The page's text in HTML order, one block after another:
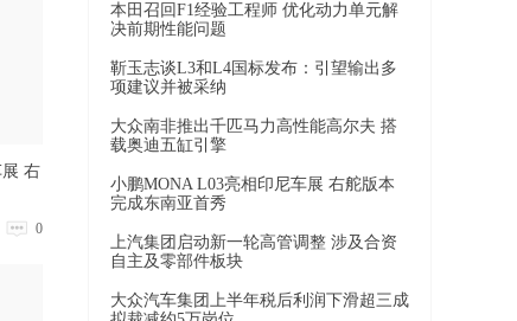
右
0
本田召回F1经验工程师 优化动力单元解
决前期性能问题
靳玉志谈L3和L4国标发布：引望输出多
项建议并被采纳
大众南非推出千匹马力高性能高尔夫 搭
载奥迪五缸引擎
小鹏MONA L03亮相印尼车展 右舵版本
完成东南亚首秀
上汽集团启动新一轮高管调整 涉及合资
自主及零部件板块
大众汽车集团上半年税后利润下滑超三成